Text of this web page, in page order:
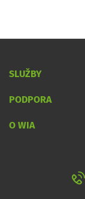
SLUŽBY
PODPORA
O WIA